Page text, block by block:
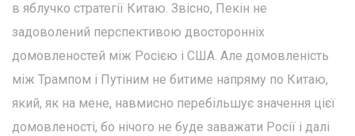
в яблучко стратегії Китаю. Звісно, Пекін не
задоволений перспективою двосторонніх
домовленостей між Росією і США. Але домовленість
між Трампом і Путіним не битиме напряму по Китаю,
який, як на мене, навмисно перебільшує значення цієї
домовленості, бо нічого не буде заважати Росії і далі